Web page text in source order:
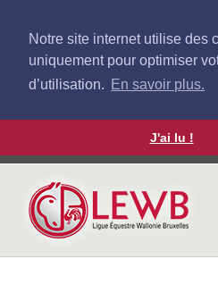
Notre site internet utilise des
uniquement pour optimiser
d’utilisation. En savoir plus.
J'ai lu !
Aller
contenu
principal